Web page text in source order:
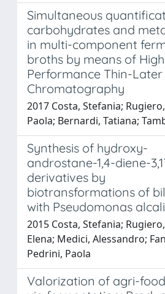
Simultaneous
carbohydrates and
in multi-component
broths by means of
Performance Thin-Later
Chromatography
2017 Costa, Stefania;
Paola; Bernardi, Tatiana;
Synthesis of hydroxy-
androstane-1,4-diene-
derivatives by
biotransformations of
with Pseudomonas
2015 Costa, Stefania;
Elena; Medici, Alessandro;
Pedrini, Paola
Valorization of agri-